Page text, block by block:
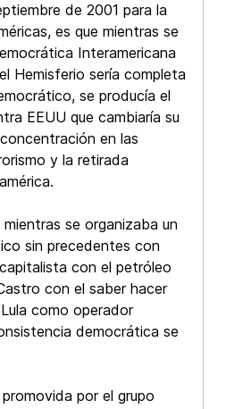
de 2001 para la
es que mientras se
Interamericana
Hemisferio sería completa
se producía el
EEUU que cambiaría su
en las
y la retirada
se organizaba un
sin precedentes con
con el petróleo
con el saber hacer
como operador
democrática se
por el grupo